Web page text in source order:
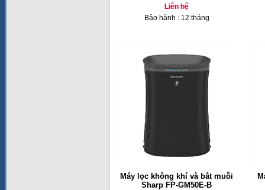
Liên hệ
Bảo hành : 12 tháng
Máy lọc không khí và bắt muỗi
Sharp FP-GM50E-B